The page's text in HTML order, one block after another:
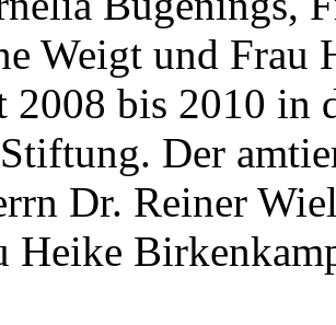
Weigt und
2008 bis 2010 in
Der
Dr. Reiner
Heike